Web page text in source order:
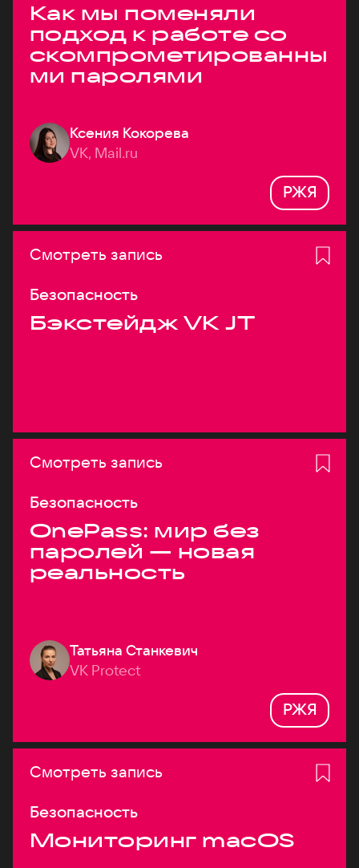
Как мы поменяли
подход к работе со
скомпрометированны
ми паролями
Ксения Кокорева
VK, Mail.ru
РЖЯ
Смотреть запись
Безопасность
Бэкстейдж VK JT
Смотреть запись
Безопасность
OnePass: мир без
паролей — новая
реальность
Татьяна Станкевич
VK Protect
РЖЯ
Смотреть запись
Безопасность
Мониторинг macOS